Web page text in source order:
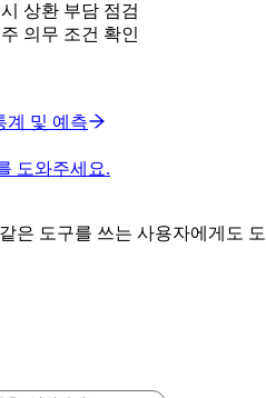
상환 부담 점검
의무 조건 확인
계 및 예측
도와주세요.
은 도구를 쓰는 사용자에게도 도